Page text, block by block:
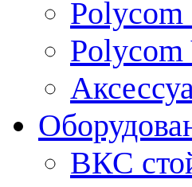
Polycom
Polycom
ВКС